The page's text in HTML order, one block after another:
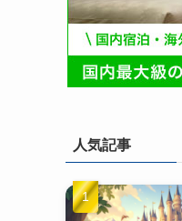
人気記事